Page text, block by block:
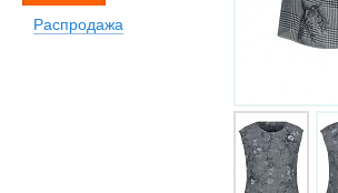
Распродажа